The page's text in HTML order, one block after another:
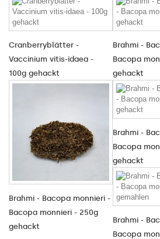
Cranberryblätter -
Vaccinium vitis-idaea -
100g gehackt
Brahmi -
Bacopa
gehackt
Brahmi - Bacopa monnieri -
Bacopa monnieri - 250g
gehackt
Brahmi -
Bacopa
gehackt
Brahmi -
Bacopa